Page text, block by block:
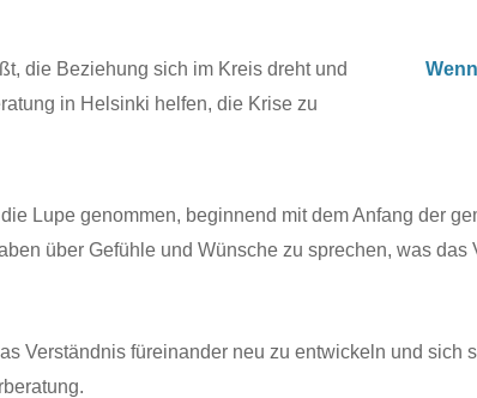
die Beziehung sich im Kreis dreht und
in Helsinki helfen, die Krise zu
Lupe genommen, beginnend mit dem Anfang der
über Gefühle und Wünsche zu sprechen, was
Verständnis füreinander neu zu entwickeln und sich